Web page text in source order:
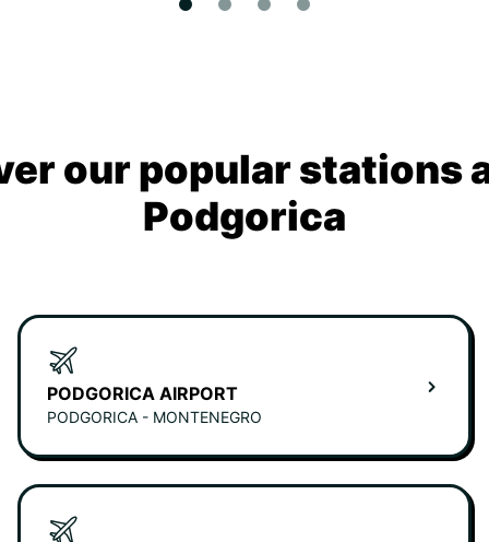
our popular stations
Podgorica
PODGORICA AIRPORT
PODGORICA - MONTENEGRO